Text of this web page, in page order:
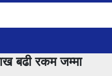
बढी रकम जम्मा